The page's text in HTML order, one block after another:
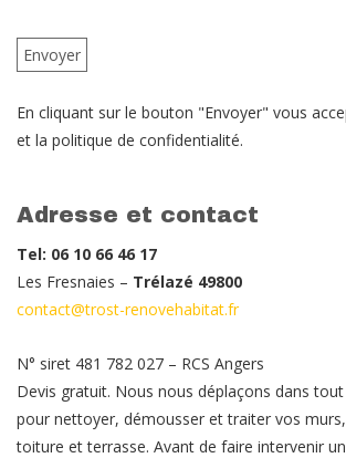
En cliquant sur le bouton "Envoyer" vous
et la politique de confidentialité.
Adresse et contact
Tel: 06 10 66 46 17
Les Fresnaies – Trélazé 49800
contact@trost-renovehabitat.fr
N° siret 481 782 027 – RCS Angers
Devis gratuit. Nous nous déplaçons dans
pour nettoyer, démousser et traiter vos
toiture et terrasse. Avant de faire intervenir